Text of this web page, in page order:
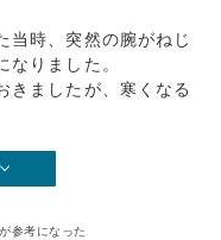
当時、突然の腕がねじ
りました。
きましたが、寒くなる
参考になった